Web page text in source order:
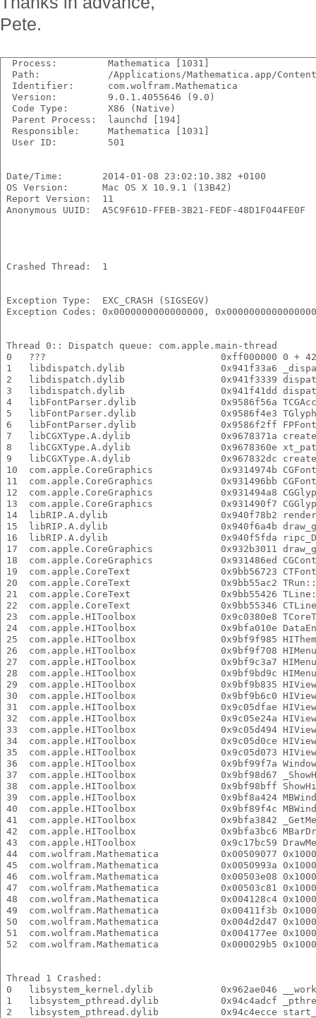
Pete.
Process:         Mathematica [1031]
Path:            /Applications/Mathematica.app/
Identifier:      com.wolfram.Mathematica
Version:         9.0.1.4055646 (9.0)
Code Type:       X86 (Native)
Parent Process:  launchd [194]
Responsible:     Mathematica [1031]
User ID:         501
Date/Time:       2014-01-08 23:02:10.382 +0100
OS Version:      Mac OS X 10.9.1 (13B42)
Report Version:  11
Anonymous UUID:  A5C9F61D-FFEB-3B21-FEDF-48D1F044FE0F
Crashed Thread:  1
Exception Type:  EXC_CRASH (SIGSEGV)
Exception Codes: 0x0000000000000000, 0x0000000000000000
Thread 0:: Dispatch queue: com.apple.main-thread
0   ???                               0xff000000 0 +
1   libdispatch.dylib                 0x941f33a6
2   libdispatch.dylib                 0x941f3339
3   libdispatch.dylib                 0x941f41dd
4   libFontParser.dylib               0x9586f56a
5   libFontParser.dylib               0x9586f4e3
6   libFontParser.dylib               0x9586f2ff
7   libCGXType.A.dylib                0x9678371a
8   libCGXType.A.dylib                0x9678360e
9   libCGXType.A.dylib                0x967832dc
10  com.apple.CoreGraphics            0x9314974b
11  com.apple.CoreGraphics            0x931496bb
12  com.apple.CoreGraphics            0x931494a8
13  com.apple.CoreGraphics            0x931490f7
14  libRIP.A.dylib                    0x940f78b2
15  libRIP.A.dylib                    0x940f6a4b
16  libRIP.A.dylib                    0x940f5fda
17  com.apple.CoreGraphics            0x932b3011
18  com.apple.CoreGraphics            0x931486ed
19  com.apple.CoreText                0x9bb56723
20  com.apple.CoreText                0x9bb55ac2
21  com.apple.CoreText                0x9bb55426
22  com.apple.CoreText                0x9bb55346
23  com.apple.HIToolbox               0x9c0380e8
24  com.apple.HIToolbox               0x9bfa010e
25  com.apple.HIToolbox               0x9bf9f985
26  com.apple.HIToolbox               0x9bf9f708
27  com.apple.HIToolbox               0x9bf9c3a7
28  com.apple.HIToolbox               0x9bf9bd9c
29  com.apple.HIToolbox               0x9bf9b835
30  com.apple.HIToolbox               0x9bf9b6c0
31  com.apple.HIToolbox               0x9c05dfae
32  com.apple.HIToolbox               0x9c05e24a
33  com.apple.HIToolbox               0x9c05d494
34  com.apple.HIToolbox               0x9c05d0ce
35  com.apple.HIToolbox               0x9c05d073
36  com.apple.HIToolbox               0x9bf99f7a
37  com.apple.HIToolbox               0x9bf98d67
38  com.apple.HIToolbox               0x9bf98bff
39  com.apple.HIToolbox               0x9bf8a424
40  com.apple.HIToolbox               0x9bf89f4c
41  com.apple.HIToolbox               0x9bfa3842
42  com.apple.HIToolbox               0x9bfa3bc6
43  com.apple.HIToolbox               0x9c17bc59
44  com.wolfram.Mathematica           0x00509077
45  com.wolfram.Mathematica           0x0050993a
46  com.wolfram.Mathematica           0x00503e08
47  com.wolfram.Mathematica           0x00503c81
48  com.wolfram.Mathematica           0x004128c4
49  com.wolfram.Mathematica           0x00411f3b
50  com.wolfram.Mathematica           0x004d2d47
51  com.wolfram.Mathematica           0x004177ee
52  com.wolfram.Mathematica           0x000029b5
Thread 1 Crashed:
0   libsystem_kernel.dylib            0x962ae046
1   libsystem_pthread.dylib           0x94c4adcf
2   libsystem_pthread.dylib           0x94c4ecce